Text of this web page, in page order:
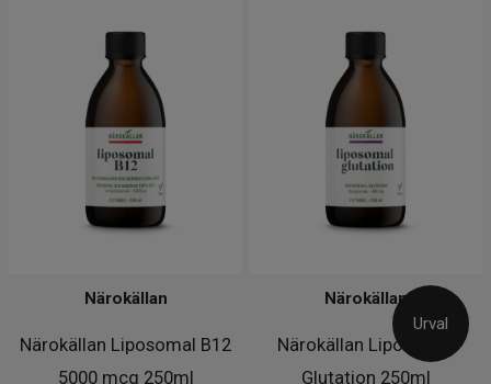
Urval
Närokällan Liposomal B12
5000 mcg 250ml
Närokällan
Närokällan Liposomal
Glutation 250ml
Närokällan